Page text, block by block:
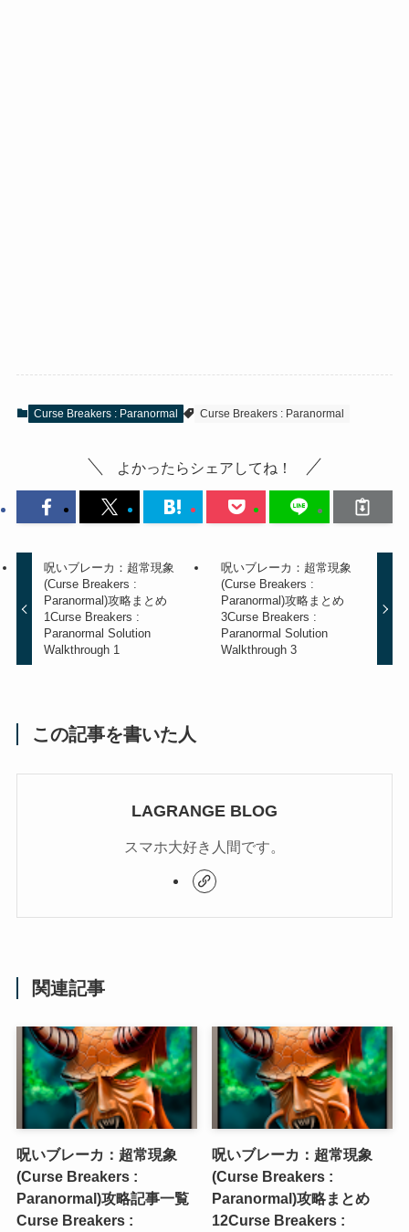
Curse Breakers : Paranormal Curse Breakers : Paranormal
よかったらシェアしてね！
呪いブレーカ：超常現象
(Curse Breakers :
Paranormal)攻略まとめ
1Curse Breakers :
Paranormal Solution
Walkthrough 1
呪いブレーカ：超常現象
(Curse Breakers :
Paranormal)攻略まとめ
3Curse Breakers :
Paranormal Solution
Walkthrough 3
この記事を書いた人
LAGRANGE BLOG
スマホ大好き人間です。
関連記事
呪いブレーカ：超常現象
(Curse Breakers :
Paranormal)攻略記事一覧
Curse Breakers :
呪いブレーカ：超常現象
(Curse Breakers :
Paranormal)攻略まとめ
12Curse Breakers :